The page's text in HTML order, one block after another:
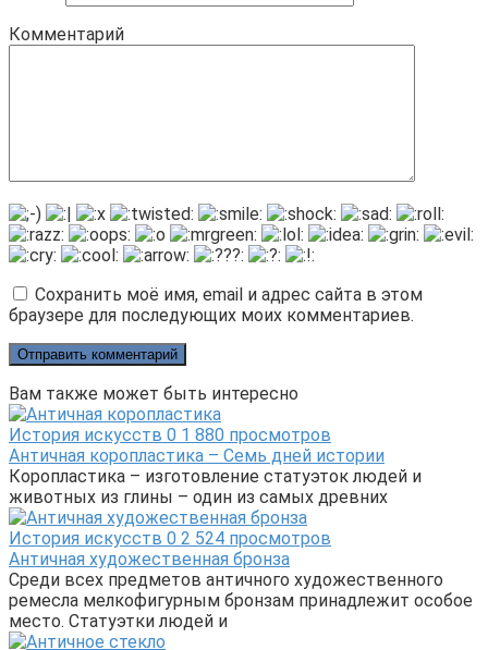
Комментарий
Сохранить моё имя, email и адрес сайта в этом
браузере для последующих моих комментариев.
Вам также может быть интересно
История искусств 0 1 880 просмотров
Античная коропластика – Семь дней истории
Коропластика – изготовление статуэток людей и
животных из глины – один из самых древних
История искусств 0 2 524 просмотров
Античная художественная бронза
Среди всех предметов античного художественного
ремесла мелкофигурным бронзам принадлежит особое
место. Статуэтки людей и